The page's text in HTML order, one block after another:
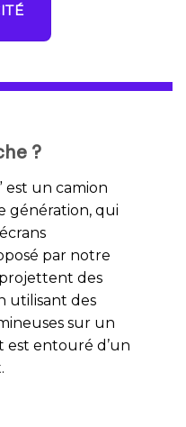
?
est un camion
génération, qui
par notre
des
utilisant des
sur un
est entouré d’un